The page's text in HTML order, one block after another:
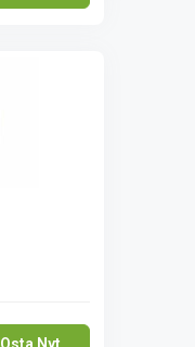
Osta Nyt